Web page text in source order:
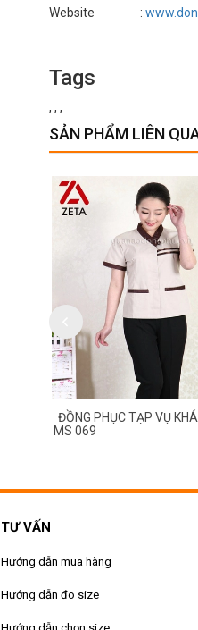
Website :
Tags
, , ,
SẢN PHẨM LIÊN
ĐỒNG PHỤC TẠP VỤ
MS 069
TƯ VẤN
Hướng dẫn mua hàng
Hướng dẫn đo size